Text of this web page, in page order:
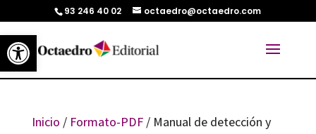
Abrir barra de herramientas
93 246 40 02 octaedro@octaedro.com
Inicio / Formato-PDF/ Manual de detección y